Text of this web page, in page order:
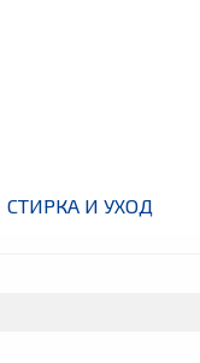
СТИРКА И УХОД